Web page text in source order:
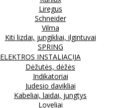
Liregus
Schneider
Vilma
Kiti lizdai, jungikliai, ilgintuvai
SPRING
ELEKTROS INSTALIACIJA
Dėžutės, dėžės
Indikatoriai
Judesio davikliai
Kabeliai, laidai, jungtys
Loveliai